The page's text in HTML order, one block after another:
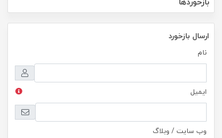
ارسال بازخورد
نام
ایمیل
وب سایت / وبلاگ